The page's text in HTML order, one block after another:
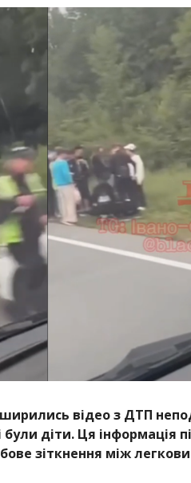
відео з ДТП
діти. Ця інформація
зіткнення між